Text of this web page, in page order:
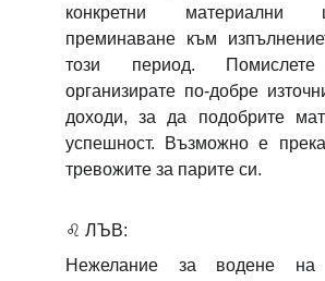
конкретни
преминаване към
този период.
организирате по-добре
доходи, за да подобрите
успешност. Възможно е
тревожите за парите си.
♌ ЛЪВ:
Нежелание за водене на